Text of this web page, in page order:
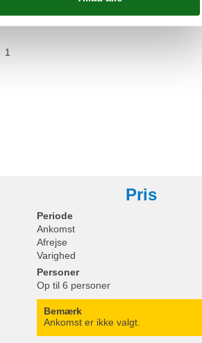
1
Pris
Periode
Ankomst
Afrejse
Varighed
Personer
Op til 6 personer
Bemærk
Ankomst er ikke valgt.